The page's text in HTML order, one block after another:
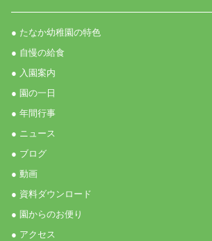
● たなか幼稚園の特色
● 自慢の給食
● 入園案内
● 園の一日
● 年間行事
● ニュース
● ブログ
● 動画
● 資料ダウンロード
● 園からのお便り
● アクセス